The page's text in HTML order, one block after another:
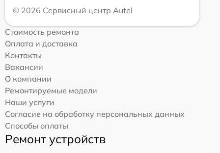
© 2026 Сервисный центр Autel
Стоимость ремонта
Оплата и доставка
Контакты
Вакансии
О компании
Ремонтируемые модели
Наши услуги
Согласие на обработку персональных данных
Способы оплаты
Ремонт устройств